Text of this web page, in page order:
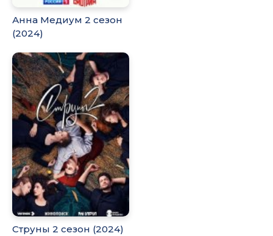
Анна Медиум 2 сезон
(2024)
Струны 2 сезон (2024)